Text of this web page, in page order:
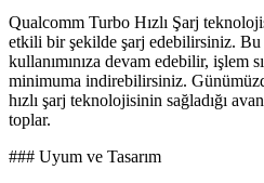
Qualcomm Turbo Hızlı Şarj
etkili bir şekilde şarj edebilirsiniz. Bu
kullanımınıza devam edebilir, işlem
minimuma indirebilirsiniz.
hızlı şarj teknolojisinin sağladığı
toplar.
### Uyum ve Tasarım